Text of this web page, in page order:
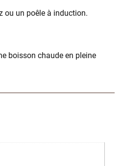
ou un poêle à induction.
boisson chaude en pleine